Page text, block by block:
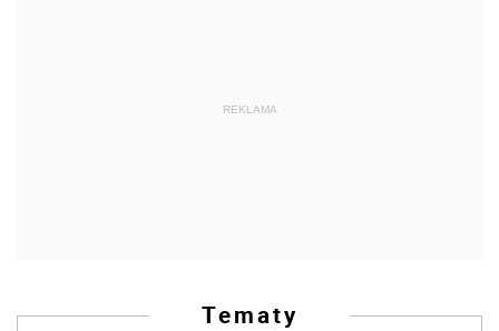
REKLAMA
Tematy